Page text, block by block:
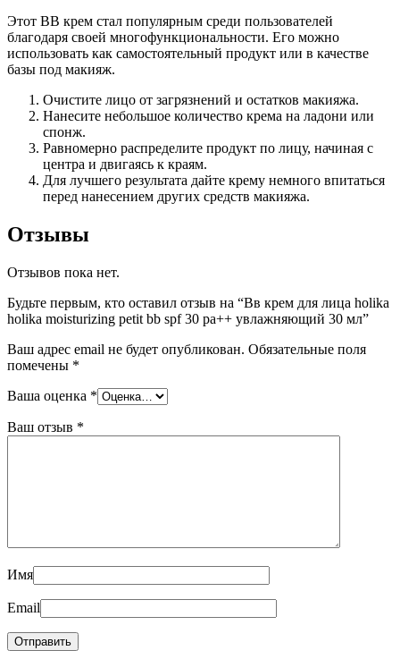
Этот ВВ крем стал популярным среди пользователей
благодаря своей многофункциональности. Его можно
использовать как самостоятельный продукт или в качестве
базы под макияж.
Очистите лицо от загрязнений и остатков макияжа.
Нанесите небольшое количество крема на ладони или
спонж.
Равномерно распределите продукт по лицу, начиная с
центра и двигаясь к краям.
Для лучшего результата дайте крему немного впитаться
перед нанесением других средств макияжа.
Отзывы
Отзывов пока нет.
Будьте первым, кто оставил отзыв на “Вв крем для лица holika
holika moisturizing petit bb spf 30 pa++ увлажняющий 30 мл”
Ваш адрес email не будет опубликован. Обязательные поля
помечены *
Ваша оценка *
Ваш отзыв *
Имя
Email